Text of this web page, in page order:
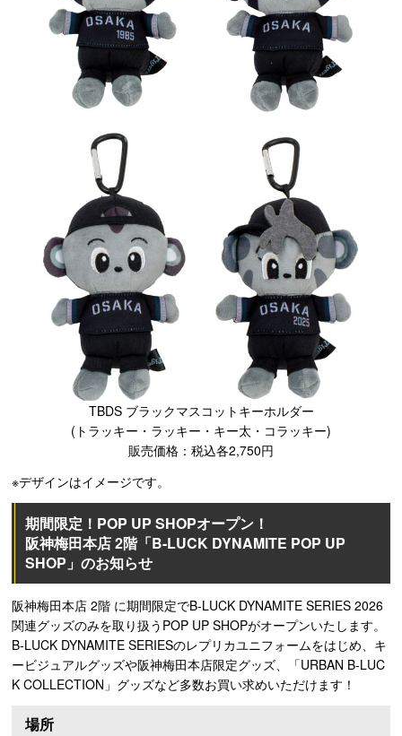
TBDS ブラックマスコットキーホルダー
(トラッキー・ラッキー・キー太・コラッキー)
販売価格：税込各2,750円
※デザインはイメージです。
期間限定！POP UP SHOPオープン！
阪神梅田本店 2階「B-LUCK DYNAMITE POP UP
SHOP」のお知らせ
阪神梅田本店 2階 に期間限定でB-LUCK DYNAMITE SERIES 2026
関連グッズのみを取り扱うPOP UP SHOPがオープンいたします。
B-LUCK DYNAMITE SERIESのレプリカユニフォームをはじめ、キ
ービジュアルグッズや阪神梅田本店限定グッズ、「URBAN B-LUC
K COLLECTION」グッズなど多数お買い求めいただけます！
場所